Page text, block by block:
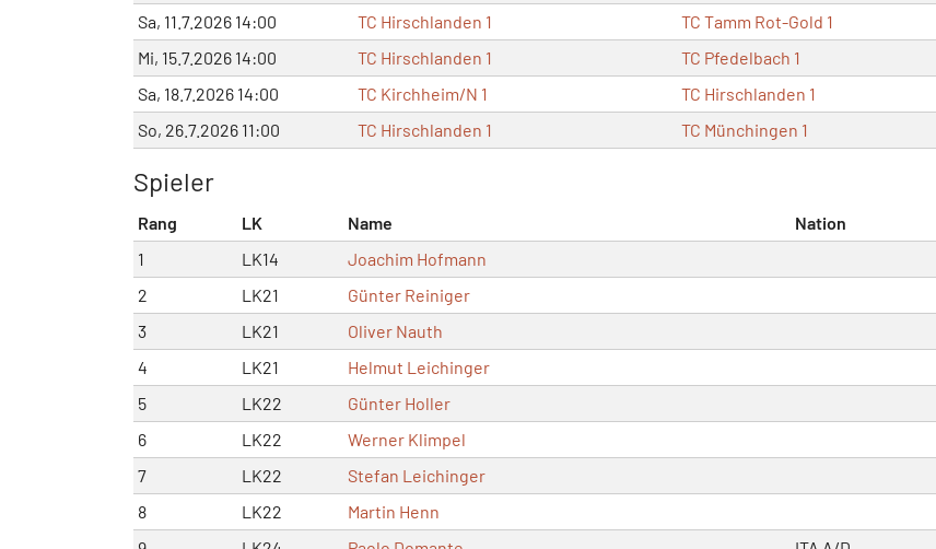
Sa, 11.7.2026 14:00
TC Hirschlanden 1 TC Tamm Rot-Gold 1
Mi, 15.7.2026 14:00
TC Hirschlanden 1 TC Pfedelbach 1
Sa, 18.7.2026 14:00
TC Kirchheim/N 1 TC Hirschlanden 1
So, 26.7.2026 11:00
TC Hirschlanden 1 TC Münchingen 1
Spieler
Rang LK Name Nation
1
LK14 Joachim Hofmann
2
LK21 Günter Reiniger
3
LK21 Oliver Nauth
4
LK21 Helmut Leichinger
5
LK22 Günter Holler
6
LK22 Werner Klimpel
7
LK22 Stefan Leichinger
8
LK22 Martin Henn